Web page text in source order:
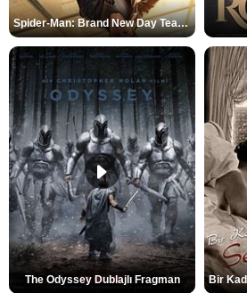
Spider-Man: Brand New Day Teaser
The Odyssey Dublajlı Fragman